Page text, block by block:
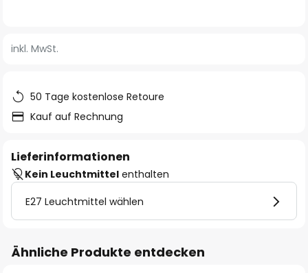
springen
inkl. MwSt.
50 Tage kostenlose Retoure
Kauf auf Rechnung
Lieferinformationen
Kein Leuchtmittel enthalten
E27 Leuchtmittel wählen
Ähnliche Produkte entdecken